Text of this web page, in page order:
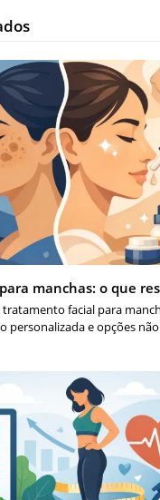
manchas: o que
facial para
personalizada e opções